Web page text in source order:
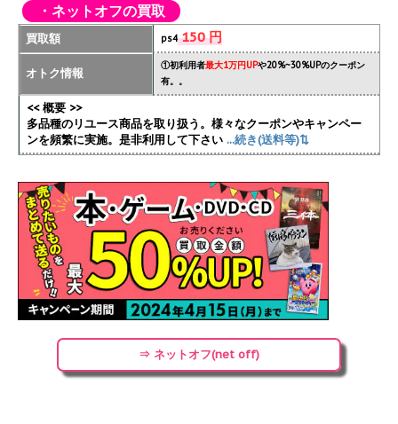
・ネットオフの買取
買取額 ps4150 円
オトク情報
①初利用者最大1万円UPや20%~30%UPのクーポン
有。。
<< 概要 >>
多品種のリユース商品を取り扱う。様々なクーポンやキャンペー
ンを頻繁に実施。是非利用して下さい ...続き(送料等)⇅
⇒ ネットオフ(net off)